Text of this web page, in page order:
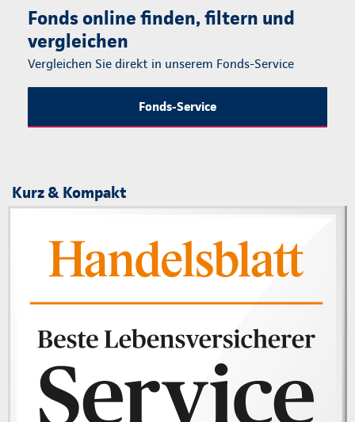
Fonds online finden, filtern und
vergleichen
Vergleichen Sie direkt in unserem Fonds-Service
Fonds-Service
Kurz & Kompakt